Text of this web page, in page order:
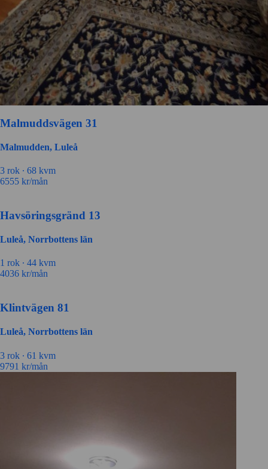
Malmuddsvägen 31
Malmudden, Luleå
3 rok ∙ 68 kvm
6555 kr/mån
Havsöringsgränd 13
Luleå, Norrbottens län
1 rok ∙ 44 kvm
4036 kr/mån
Klintvägen 81
Luleå, Norrbottens län
3 rok ∙ 61 kvm
9791 kr/mån